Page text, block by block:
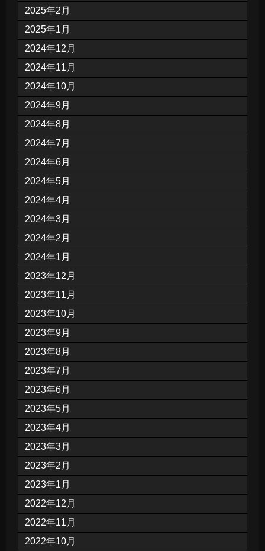
2025年2月
2025年1月
2024年12月
2024年11月
2024年10月
2024年9月
2024年8月
2024年7月
2024年6月
2024年5月
2024年4月
2024年3月
2024年2月
2024年1月
2023年12月
2023年11月
2023年10月
2023年9月
2023年8月
2023年7月
2023年6月
2023年5月
2023年4月
2023年3月
2023年2月
2023年1月
2022年12月
2022年11月
2022年10月